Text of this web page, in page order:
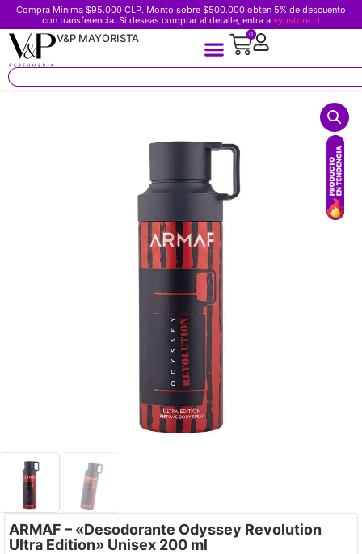
Compra Minima $95.000 CLP. Monto sobre $500.000 obten 5% de descuento
con transferencia. Si deseas comprar al detalle, entra a vypstore.cl
V&P MAYORISTA 0
ARMAF – «Desodorante Odyssey Revolution
Ultra Edition» Unisex 200 ml